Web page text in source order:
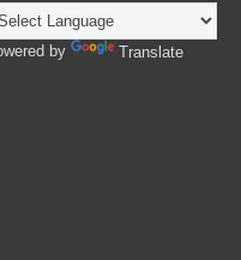
by Translate